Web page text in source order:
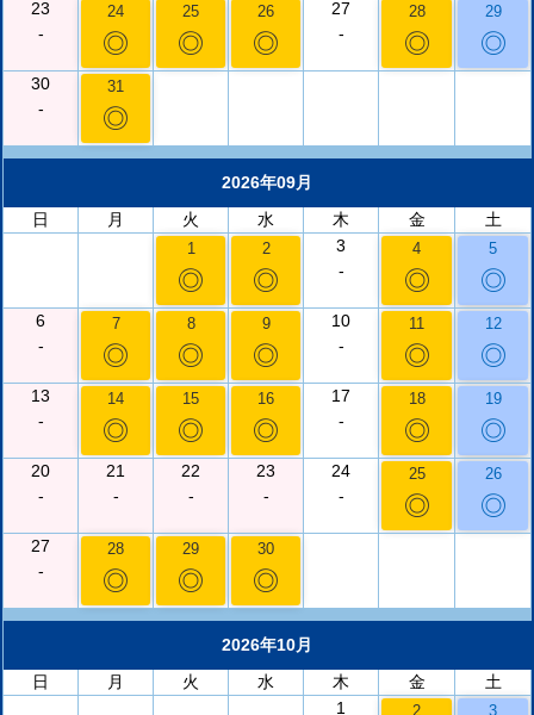
23
-
24
◎
25
◎
26
◎
27
-
28
◎
29
◎
30
-
31
◎
2026年09月
日
月 火 水 木 金 土
1
◎
2
◎
3
-
4
◎
5
◎
6
-
7
◎
8
◎
9
◎
10
-
11
◎
12
◎
13
-
14
◎
15
◎
16
◎
17
-
18
◎
19
◎
20
-
21
-
22
-
23
-
24
-
25
◎
26
◎
27
-
28
◎
29
◎
30
◎
2026年10月
日
月 火 水 木 金
土
1
2 3